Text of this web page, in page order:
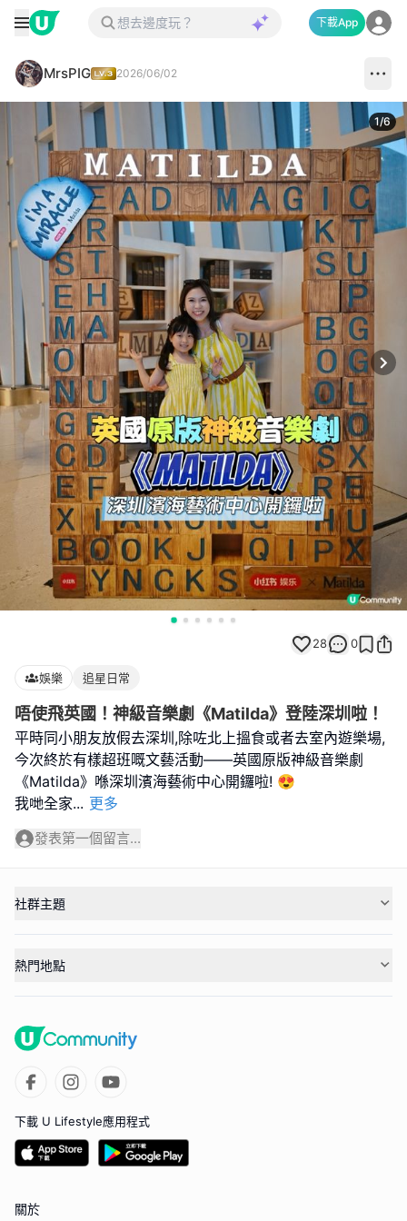
下載App
MrsPIG 2026/06/02
1/6
28 0
娛樂 追星日常
唔使飛英國！神級音樂劇《Matilda》登陸深圳啦！
平時同小朋友放假去深圳,除咗北上搵食或者去室內遊樂場,
今次終於有樣超班嘅文藝活動——英國原版神級音樂劇
《Matilda》喺深圳濱海藝術中心開鑼啦! 😍
我哋全家... 更多
發表第一個留言...
社群主題
熱門地點
下載 U Lifestyle應用程式
關於